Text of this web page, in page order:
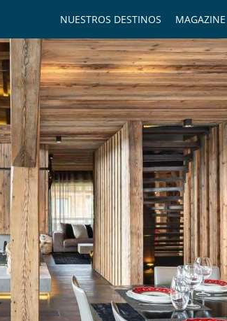
MAGAZINE
NUESTROS DESTINOS